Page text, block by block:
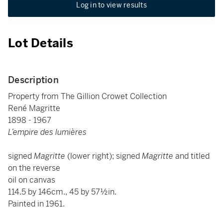
Log in to view results
Lot Details
Description
Property from The Gillion Crowet Collection
René Magritte
1898 - 1967
L’empire des lumières
signedMagritte (lower right); signedMagritte and titled
on the reverse
oil on canvas
114.5 by 146cm., 45 by 57½in.
Painted in 1961.